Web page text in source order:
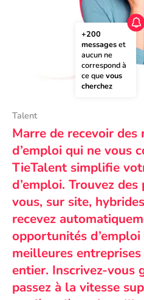
+200
messages et
aucun ne
correspond à
ce que vous
cherchez
Talent
Marre de recevoir
d’emploi qui ne vous
TieTalent simplifie
d’emploi. Trouvez
vous, sur site,
recevez
opportunités
meilleures
entier. Inscrivez-vous
passez à la vitesse